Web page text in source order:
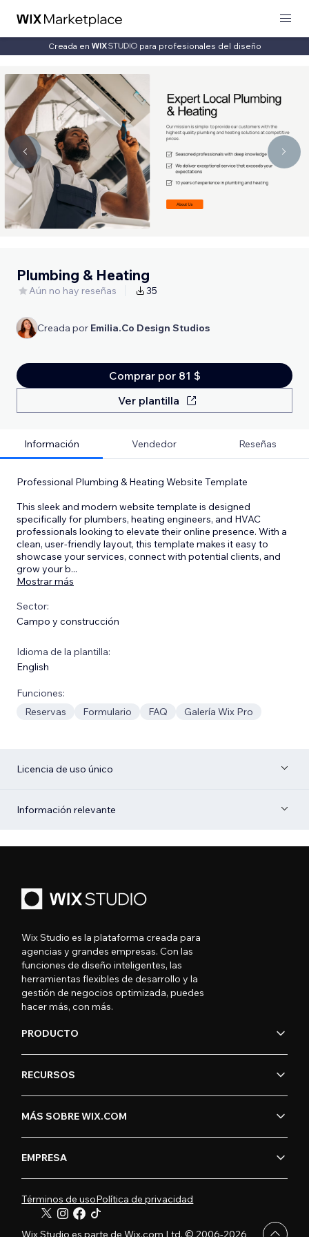
Creada en para profesionales del diseño
Plumbing & Heating
Aún no hay reseñas 35
Creada por Emilia.Co Design Studios
Comprar por 81 $
Ver plantilla
Información Vendedor Reseñas
Professional Plumbing & Heating Website Template
This sleek and modern website template is designed
specifically for plumbers, heating engineers, and HVAC
professionals looking to elevate their online presence. With a
clean, user-friendly layout, this template makes it easy to
showcase your services, connect with potential clients, and
grow your b...
Mostrar más
Sector:
Campo y construcción
Idioma de la plantilla:
English
Funciones:
Reservas
Formulario FAQ Galería Wix Pro
Licencia de uso único
Información relevante
Wix Studio es la plataforma creada para
agencias y grandes empresas. Con las
funciones de diseño inteligentes, las
herramientas flexibles de desarrollo y la
gestión de negocios optimizada, puedes
hacer más, con más.
PRODUCTO
RECURSOS
MÁS SOBRE WIX.COM
EMPRESA
Términos de usoPolítica de privacidad
Wix Studio es parte de Wix.com Ltd. © 2006-2026